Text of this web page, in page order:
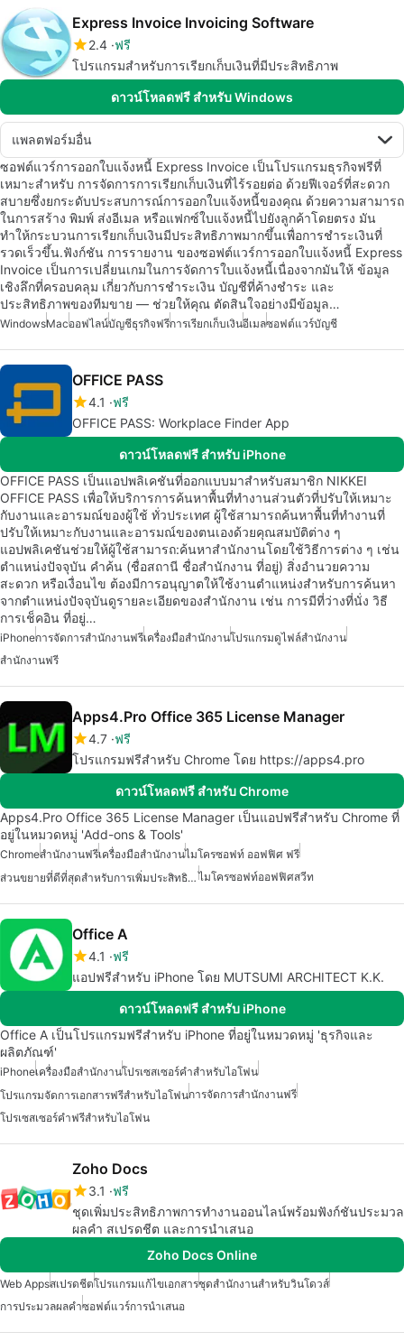
Express Invoice Invoicing Software
2.4 ฟรี
โปรแกรมสำหรับการเรียกเก็บเงินที่มีประสิทธิภาพ
ดาวน์โหลดฟรี สำหรับ Windows
แพลตฟอร์มอื่น
ซอฟต์แวร์การออกใบแจ้งหนี้ Express Invoice เป็นโปรแกรมธุรกิจฟรีที่
เหมาะสำหรับ การจัดการการเรียกเก็บเงินที่ไร้รอยต่อ ด้วยฟีเจอร์ที่สะดวก
สบายซึ่งยกระดับประสบการณ์การออกใบแจ้งหนี้ของคุณ ด้วยความสามารถ
ในการสร้าง พิมพ์ ส่งอีเมล หรือแฟกซ์ใบแจ้งหนี้ไปยังลูกค้าโดยตรง มัน
ทำให้กระบวนการเรียกเก็บเงินมีประสิทธิภาพมากขึ้นเพื่อการชำระเงินที่
รวดเร็วขึ้น.ฟังก์ชัน การรายงาน ของซอฟต์แวร์การออกใบแจ้งหนี้ Express
Invoice เป็นการเปลี่ยนเกมในการจัดการใบแจ้งหนี้เนื่องจากมันให้ ข้อมูล
เชิงลึกที่ครอบคลุม เกี่ยวกับการชำระเงิน บัญชีที่ค้างชำระ และ
ประสิทธิภาพของทีมขาย — ช่วยให้คุณ ตัดสินใจอย่างมีข้อมูล…
WindowsMacออฟไลน์บัญชีธุรกิจฟรีการเรียกเก็บเงินอีเมลซอฟต์แวร์บัญชี
OFFICE PASS
4.1
ฟรี
OFFICE PASS: Workplace Finder App
ดาวน์โหลดฟรี สำหรับ iPhone
OFFICE PASS เป็นแอปพลิเคชันที่ออกแบบมาสำหรับสมาชิก NIKKEI
OFFICE PASS เพื่อให้บริการการค้นหาพื้นที่ทำงานส่วนตัวที่ปรับให้เหมาะ
กับงานและอารมณ์ของผู้ใช้ ทั่วประเทศ ผู้ใช้สามารถค้นหาพื้นที่ทำงานที่
ปรับให้เหมาะกับงานและอารมณ์ของตนเองด้วยคุณสมบัติต่าง ๆ
แอปพลิเคชันช่วยให้ผู้ใช้สามารถ:ค้นหาสำนักงานโดยใช้วิธีการต่าง ๆ เช่น
ตำแหน่งปัจจุบัน คำค้น (ชื่อสถานี ชื่อสำนักงาน ที่อยู่) สิ่งอำนวยความ
สะดวก หรือเงื่อนไข ต้องมีการอนุญาตให้ใช้งานตำแหน่งสำหรับการค้นหา
จากตำแหน่งปัจจุบันดูรายละเอียดของสำนักงาน เช่น การมีที่ว่างที่นั่ง วิธี
การเช็คอิน ที่อยู่…
iPhoneการจัดการสำนักงานฟรีเครื่องมือสำนักงานโปรแกรมดูไฟล์สำนักงาน
สำนักงานฟรี
Apps4.Pro Office 365 License Manager
4.7 ฟรี
โปรแกรมฟรีสำหรับ Chrome โดย https://apps4.pro
ดาวน์โหลดฟรี สำหรับ Chrome
Apps4.Pro Office 365 License Manager เป็นแอปฟรีสำหรับ Chrome ที่
อยู่ในหมวดหมู่ 'Add-ons & Tools'
Chromeสำนักงานฟรีเครื่องมือสำนักงานไมโครซอฟท์ ออฟฟิศ ฟรี
ส่วนขยายที่ดีที่สุดสำหรับการเพิ่มประสิทธิภาพใน Chrome ไมโครซอฟท์ออฟฟิศสวีท
Office A
4.1
ฟรี
แอปฟรีสำหรับ iPhone โดย MUTSUMI ARCHITECT K.K.
ดาวน์โหลดฟรี สำหรับ iPhone
Office A เป็นโปรแกรมฟรีสำหรับ iPhone ที่อยู่ในหมวดหมู่ 'ธุรกิจและ
ผลิตภัณฑ์'
iPhoneเครื่องมือสำนักงานโปรเซสเซอร์คำสำหรับไอโฟน
โปรแกรมจัดการเอกสารฟรีสำหรับไอโฟนการจัดการสำนักงานฟรี
โปรเซสเซอร์คำฟรีสำหรับไอโฟน
Zoho Docs
3.1
ฟรี
ชุดเพิ่มประสิทธิภาพการทำงานออนไลน์พร้อมฟังก์ชันประมวล
ผลคำ สเปรดชีต และการนำเสนอ
Zoho Docs Online
Web Appsสเปรดชีตโปรแกรมแก้ไขเอกสารชุดสำนักงานสำหรับวินโดวส์
การประมวลผลคำซอฟต์แวร์การนำเสนอ